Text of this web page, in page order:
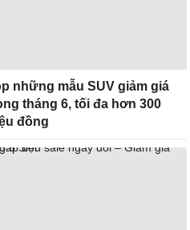
những mẫu SUV giảm giá
tháng 6, tối đa hơn 300
đồng